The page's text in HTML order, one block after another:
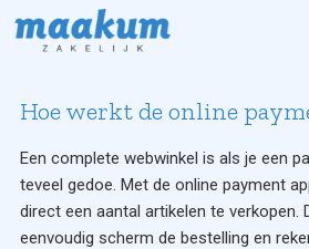
Hoe werkt de online
Een complete webwinkel is als je een
teveel gedoe. Met de online payment
direct een aantal artikelen te verkopen.
eenvoudig scherm de bestelling en